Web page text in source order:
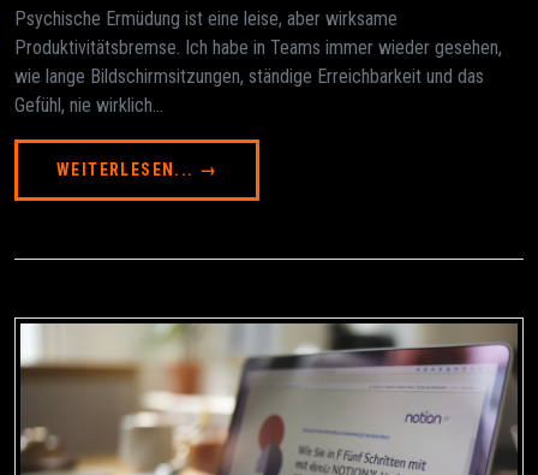
Psychische Ermüdung ist eine leise, aber wirksame
Produktivitätsbremse. Ich habe in Teams immer wieder gesehen,
wie lange Bildschirmsitzungen, ständige Erreichbarkeit und das
Gefühl, nie wirklich...
WEITERLESEN... →